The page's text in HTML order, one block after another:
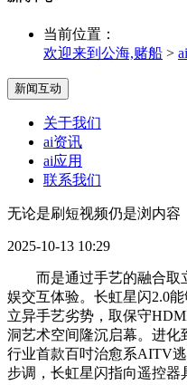
当前位置：
欢迎来到公海,赌船 >
新闻互动
关于我们
ai资讯
ai应用
联系我们
无论是刷短视频仍是浏内容
2025-10-13 10:29
而是通过手艺的融合取立
娱交互体验。长虹星闪2.0
立异手艺劣势，取保守
洞艺术空间隆沉启幕。进化
行业首款百吋治愈系AITV
步调，长虹星闪指向遥控